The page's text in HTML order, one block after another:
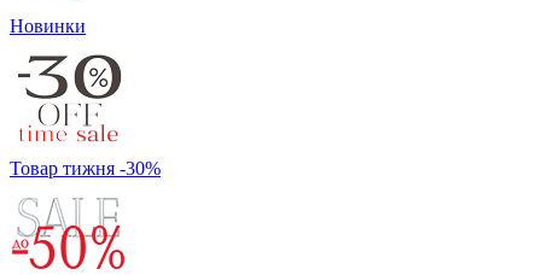
Новинки
Товар тижня -30%